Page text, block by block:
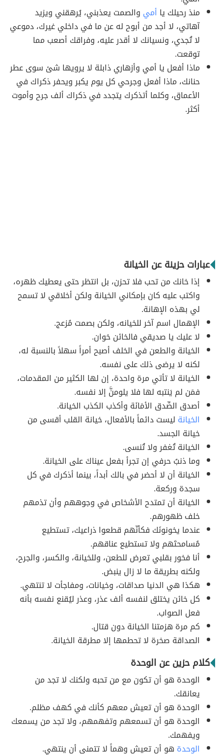
منذ رحيلك يا أمي والصمت يعذبني، يُرهقني ويزيد
آهاتي، لا أجد من أبوح له عن ما في داخلي غيرك، دموعي
لا تُجدي، ونسيانك لا أقدر عليه، وفراقك أصعب مما
توقعت.
ماذا أفعل يا أمي وأزهاري ذابلة لا يرويها شئ سوى عطر
حنانك، ماذا أفعل وجرحي كل يوم يكبر ويحفر ذكراك في
الأعماق، وكلما أتذكرك يتجدد في ذكراك ألف جرح وأموت
أكثر.
عبارات حزينة عن الخيانة
إذا خانك من تحب فلا تحزن، بل انتظر حتى يعطيك ظهره،
واكتب عليه كان بإمكاني الخيانة ولكن أخلاقي لا تسمح
لي بهذه الإهانة.
الإهمال اسم آخر للخيانه، ولكن بصمت مُزعج.
لا عليك يا صديقي فالخائن خوان.
الخيانة والطعن في الخلف أصبح أمراً سهلاً بالنسبة له،
لكنه لا يرضى ذلك على نفسه.
الخيانة لا تأتي مرة واحدة، إن لها الكثير من المقدمات،
فمَن لم يَنتبه لها فلا يلومنَّ إلا نفسه.
‏أصدق الصِّدق الأمَانَة وأكذب الكذب الخيانة.
الخيانة ليست دائماً بالأفعال، خيانة القلب أقسى من
خيانة الجسد.
الخيانة تُغفر ولا تُنسى.
وما ذنبُ حرفي إن تجرأ بفعل عيناكَ على الخيانة.
الخيانة أن لا أحضر في بالك أبداً، بينما أذكرك في كل
سجدة وركعة.
الخيانة أن تمتدح الأشخاص في وجوههم وأن تذمهم
خلف ظهورهم.
عندما يخونونَك فكأنّهم قطعوا ذراعيك، تستطيع
مُسامحتَهم ولا تستطيع عناقهم.
أنا فخور بقلبي تعرض للطعن، وللخيانة، والكسر، والجرح،
ولكنه بطريقة ما لا زال ينبض.
هكذا هي الدنيا صداقات، وخيانات، ومفاجأت لا تنتهي.
كل خائن يختلق لنفسه ألف عذر، وعذر ليُقنع نفسه بأنه
فعل الصواب.
كم مرة هزمتنا الخيانة دون قتال.
الصداقة صخرة لا تحطمها إلا مطرقة الخيانة.
كلام حزين عن الوحدة
الوحدة هو أن تكون مع من تحبه ولكنك لا تجد من
يعانقك.
الوحدة هو أن تعيش معهم كأنك في كهف مظلم.
الوحدة هو أن تسمعهم وتفهمهم، ولا تجد من يسمعك
ويفهمك.
الوحدة هو أن تعيش وهماً لا تتمنى أن ينتهي.